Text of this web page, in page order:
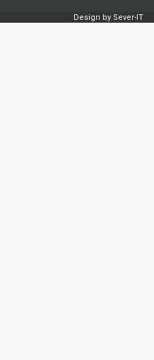
Design by Sever-IT